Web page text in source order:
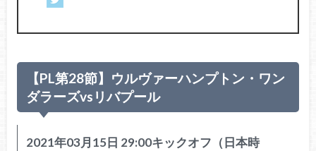
【PL第28節】ウルヴァーハンプトン・ワン
ダラーズvsリバプール
2021年03月15日 29:00キックオフ（日本時